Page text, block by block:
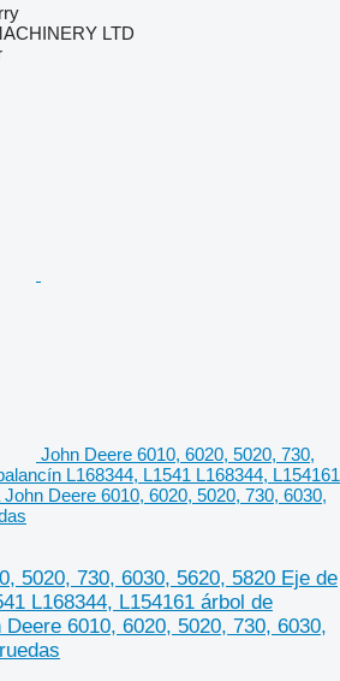
LTD
John Deere 6010, 6020, 5020, 730,
L168344, L1541 L168344, L154161
Deere 6010, 6020, 5020, 730, 6030,
5020, 730, 6030, 5620, 5820 Eje de
L168344, L154161 árbol de
6010, 6020, 5020, 730, 6030,